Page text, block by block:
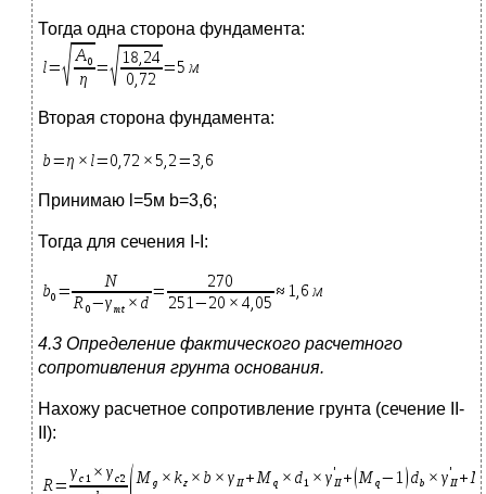
Тогда одна сторона фундамента:
Вторая сторона фундамента:
Принимаю l=5м b=3,6;
Тогда для сечения I-I:
4.3 Определение фактического расчетного
сопротивления грунта основания.
Нахожу расчетное сопротивление грунта (сечение II-
II):